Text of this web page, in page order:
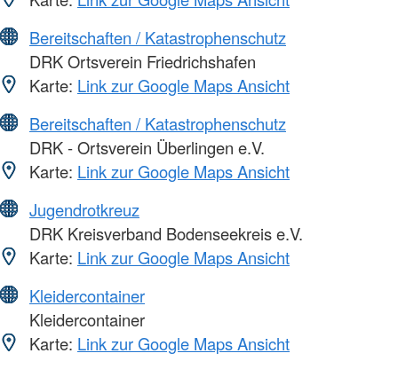
Bereitschaften / Katastrophenschutz
DRK Ortsverein Friedrichshafen
Karte: Link zur Google Maps Ansicht
Bereitschaften / Katastrophenschutz
DRK - Ortsverein Überlingen e.V.
Karte: Link zur Google Maps Ansicht
Jugendrotkreuz
DRK Kreisverband Bodenseekreis e.V.
Karte: Link zur Google Maps Ansicht
Kleidercontainer
Kleidercontainer
Karte: Link zur Google Maps Ansicht